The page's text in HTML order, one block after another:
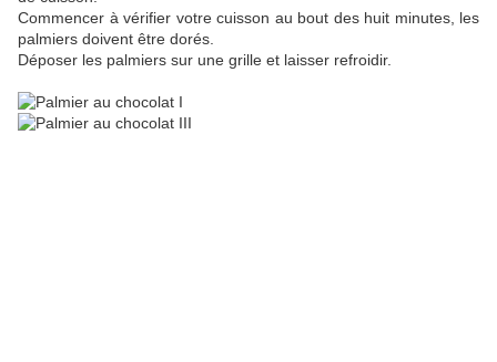
Commencer à vérifier votre cuisson au bout des huit minutes, les
palmiers doivent être dorés.
Déposer les palmiers sur une grille et laisser refroidir.